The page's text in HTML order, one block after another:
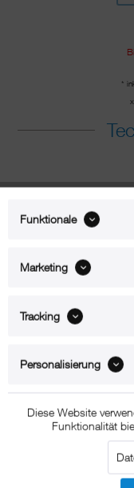
*
Funktionale
Marketing
Tracking
Personalisierung
Diese Website
Funktionalität